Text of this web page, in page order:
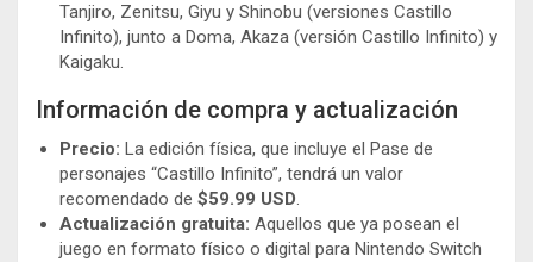
Tanjiro, Zenitsu, Giyu y Shinobu (versiones Castillo
Infinito), junto a Doma, Akaza (versión Castillo Infinito) y
Kaigaku.
Información de compra y actualización
Precio: La edición física, que incluye el Pase de
personajes “Castillo Infinito”, tendrá un valor
recomendado de $59.99 USD.
Actualización gratuita: Aquellos que ya posean el
juego en formato físico o digital para Nintendo Switch